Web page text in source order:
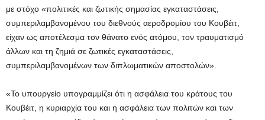
με στόχο «πολιτικές και ζωτικής σημασίας εγκαταστάσεις,
συμπεριλαμβανομένου του διεθνούς αεροδρομίου του Κουβέιτ,
είχαν ως αποτέλεσμα τον θάνατο ενός ατόμου, τον τραυματισμό
άλλων και τη ζημιά σε ζωτικές εγκαταστάσεις,
συμπεριλαμβανομένων των διπλωματικών αποστολών».
«Το υπουργείο υπογραμμίζει ότι η ασφάλεια του κράτους του
Κουβέιτ, η κυριαρχία του και η ασφάλεια των πολιτών και των